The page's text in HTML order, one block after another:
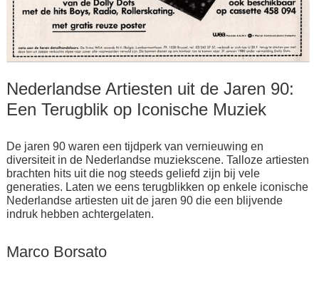
Nederlandse Artiesten uit de Jaren 90:
Een Terugblik op Iconische Muziek
De jaren 90 waren een tijdperk van vernieuwing en
diversiteit in de Nederlandse muziekscene. Talloze artiesten
brachten hits uit die nog steeds geliefd zijn bij vele
generaties. Laten we eens terugblikken op enkele iconische
Nederlandse artiesten uit de jaren 90 die een blijvende
indruk hebben achtergelaten.
Marco Borsato